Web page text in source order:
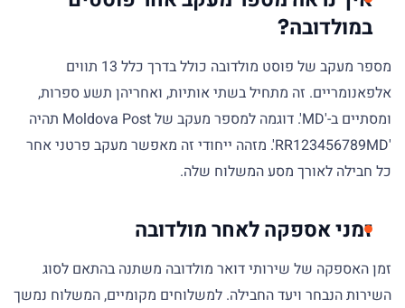
במולדובה?
מספר מעקב של פוסט מולדובה כולל בדרך כלל 13 תווים
אלפאנומריים. זה מתחיל בשתי אותיות, ואחריהן תשע ספרות,
ומסתיים ב-'MD'. דוגמה למספר מעקב של Moldova Post תהיה
'RR123456789MD'. מזהה ייחודי זה מאפשר מעקב פרטני אחר
כל חבילה לאורך מסע המשלוח שלה.
זמני אספקה לאחר מולדובה
זמן האספקה של שירותי דואר מולדובה משתנה בהתאם לסוג
השירות הנבחר ויעד החבילה. למשלוחים מקומיים, המשלוח נמשך